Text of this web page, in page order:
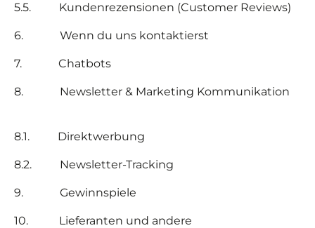
5.5. Kundenrezensionen (Customer Reviews)
6. Wenn du uns kontaktierst
7. Chatbots
8. Newsletter & Marketing Kommunikation
8.1. Direktwerbung
8.2. Newsletter-Tracking
9. Gewinnspiele
10.
Lieferanten und andere